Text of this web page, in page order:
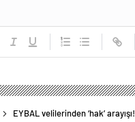
EYBAL velilerinden ‘hak’ arayışı!